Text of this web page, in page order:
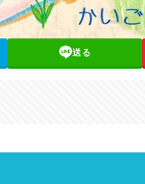
送る